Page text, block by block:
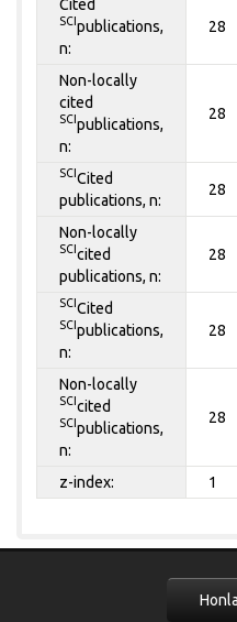
Cited
SCI publications,
n:
28
Non-locally
cited
SCI publications,
n:
28
SCI Cited
publications, n:
28
Non-locally
SCI cited
publications, n:
28
SCI Cited
SCI publications,
n:
28
Non-locally
SCI cited
SCI publications,
n:
28
z-index: 1